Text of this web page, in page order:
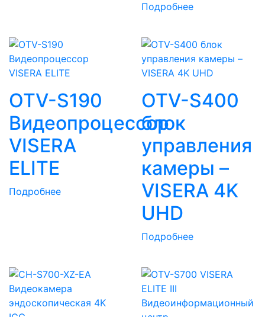
Подробнее
OTV-S190
Видеопроцессор
VISERA
ELITE
Подробнее
OTV-S400
блок
управления
камеры –
VISERA 4K
UHD
Подробнее